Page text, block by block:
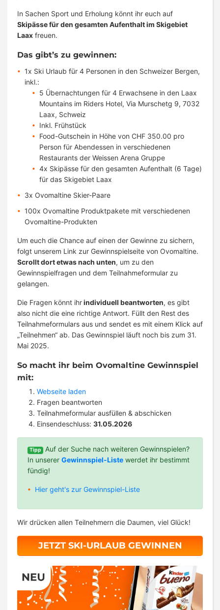
In Sachen Sport und Erholung könnt ihr euch auf
Skipässe für den gesamten Aufenthalt im Skigebiet
Laax freuen.
Das gibt’s zu gewinnen:
1x Ski Urlaub für 4 Personen in den Schweizer Bergen,
inkl.:
5 Übernachtungen für 4 Erwachsene in den Laax
Mountains im Riders Hotel, Via Murschetg 9, 7032
Laax, Schweiz
Inkl. Frühstück
Food-Gutschein in Höhe von CHF 350.00 pro
Person für Abendessen in verschiedenen
Restaurants der Weissen Arena Gruppe
4x Skipässe für den gesamten Aufenthalt (6 Tage)
für das Skigebiet Laax
3x Ovomaltine Skier-Paare
100x Ovomaltine Produktpakete mit verschiedenen
Ovomaltine-Produkten
Um euch die Chance auf einen der Gewinne zu sichern,
folgt unserem Link zur Gewinnspielseite von Ovomaltine.
Scrollt dort etwas nach unten, um zu den
Gewinnspielfragen und dem Teilnahmeformular zu
gelangen.
Die Fragen könnt ihrindividuell beantworten, es gibt
also nicht die eine richtige Antwort. Füllt den Rest des
Teilnahmeformulars aus und sendet es mit einem Klick auf
„Teilnehmen“ ab. Das Gewinnspiel läuft noch bis zum 31.
Mai 2025.
So macht ihr beim Ovomaltine Gewinnspiel
mit:
Webseite laden
Fragen beantworten
Teilnahmeformular ausfüllen & abschicken
Einsendeschluss: 31.05.2026
Tipp
Auf der Suche nach weiteren Gewinnspielen?
In unserer Gewinnspiel-Liste werdet ihr bestimmt
fündig!
Hier geht's zur Gewinnspiel-Liste
Wir drücken allen Teilnehmern die Daumen, viel Glück!
JETZT SKI-URLAUB GEWINNEN